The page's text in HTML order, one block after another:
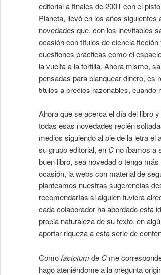
editorial a finales de 2001 con el
Planeta, llevó en los años
novedades que, con los inevitables
ocasión con títulos de ciencia
cuestiones prácticas como el
la vuelta a la tortilla. Ahora mismo,
pensadas para blanquear dinero, es
títulos a precios razonables, cuando
Ahora que se acerca el día del libro
todas esas novedades recién
medios siguiendo al pie de la letra el
su grupo editorial, en C no íbamos a
buen libro, sea novedad o tenga
ocasión, la webs con material de
planteamos nuestras sugerencias
recomendarías si alguien tuviera
cada colaborador ha abordado esta
propia naturaleza de su texto, en
aportar riqueza a esta serie de
Como factotum de C me
hago ateniéndome a la pregunta